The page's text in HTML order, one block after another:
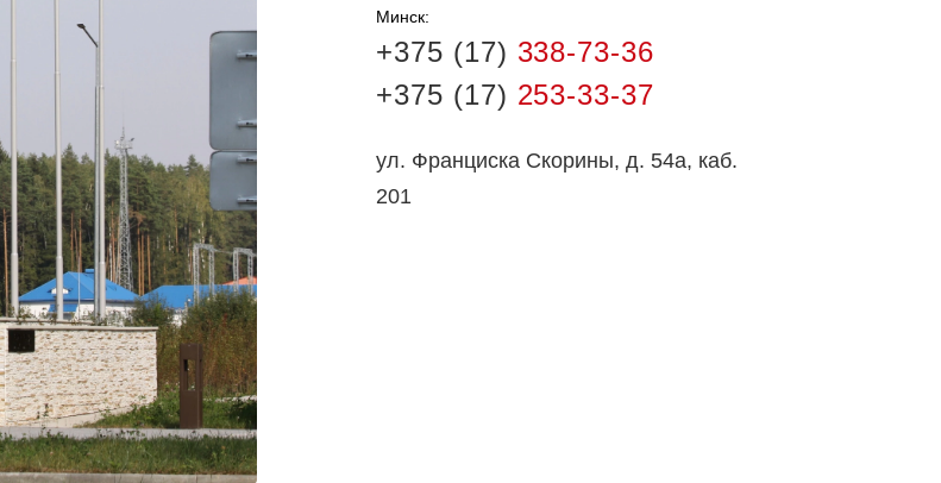
Минск:
+375 (17) 338-73-36
+375 (17) 253-33-37
ул. Франциска Скорины, д. 54а, каб.
201